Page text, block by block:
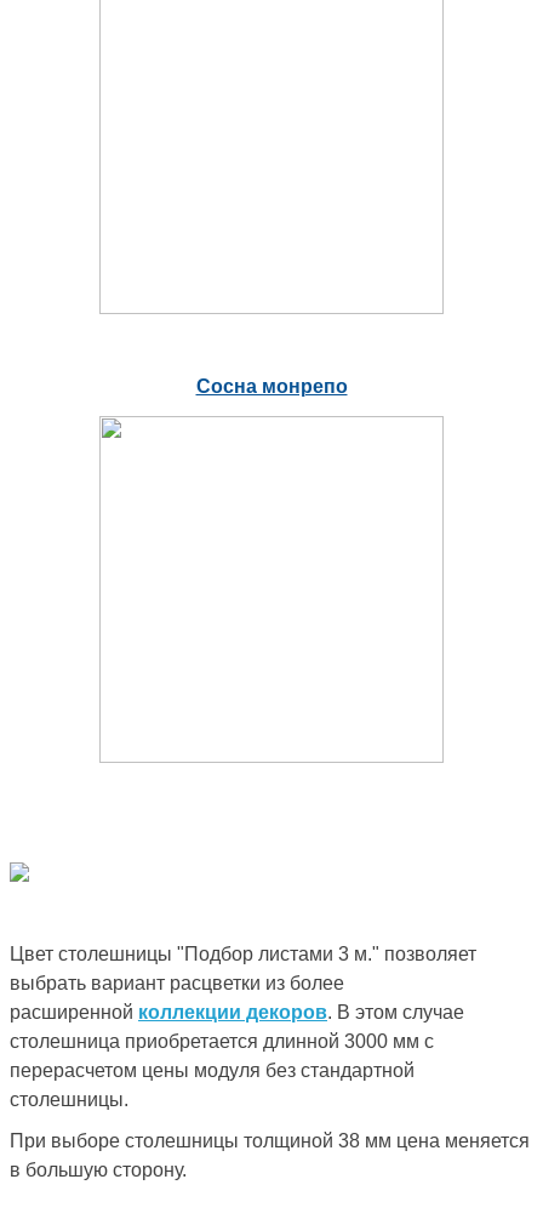
Сосна монрепо
Цвет столешницы "Подбор листами 3 м." позволяет
выбрать вариант расцветки из более
расширенной коллекции декоров. В этом случае
столешница приобретается длинной 3000 мм с
перерасчетом цены модуля без стандартной
столешницы.
При выборе столешницы толщиной 38 мм цена меняется
в большую сторону.